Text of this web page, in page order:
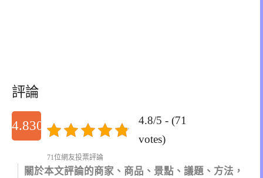
評論
4.830985915493
4.8/5 - (71
votes)
71位網友投票評論
關於本文評論的商家、商品、景點、議題、方法，